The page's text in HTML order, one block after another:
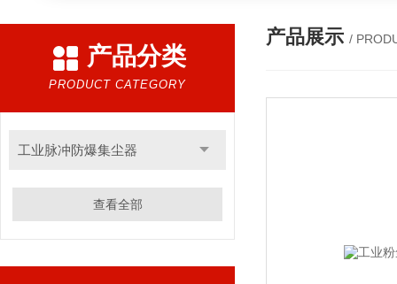
产品分类
PRODUCT CATEGORY
工业脉冲防爆集尘器
查看全部
产品展示 /